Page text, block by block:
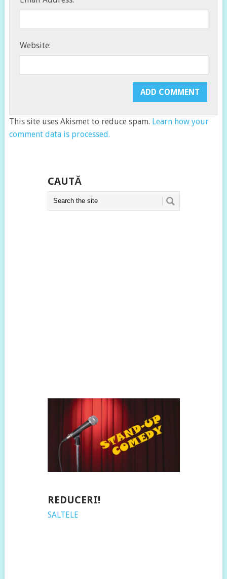
Website:
This site uses Akismet to reduce spam. Learn how your
comment data is processed.
CAUTĂ
REDUCERI!
SALTELE